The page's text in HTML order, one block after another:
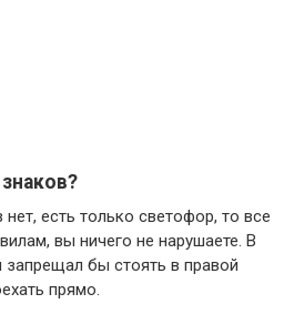
есть только светофор, то все
вы ничего не нарушаете. В
бы стоять в правой
прямо.